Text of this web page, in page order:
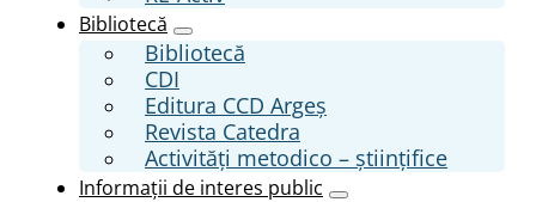
Bibliotecă
Bibliotecă
CDI
Editura CCD Argeş
Revista Catedra
Activități metodico – științifice
Informații de interes public